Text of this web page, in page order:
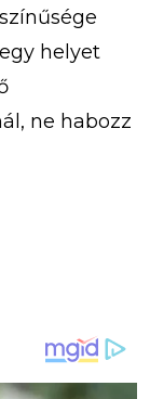
helyet
ne habozz